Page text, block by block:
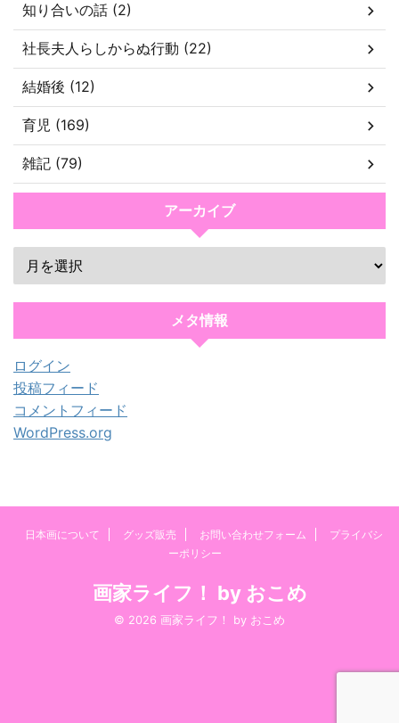
知り合いの話 (2)
社長夫人らしからぬ行動 (22)
結婚後 (12)
育児 (169)
雑記 (79)
アーカイブ
メタ情報
ログイン
投稿フィード
コメントフィード
WordPress.org
日本画について グッズ販売 お問い合わせフォーム
プライバシ
ーポリシー
画家ライフ！ by おこめ
© 2026 画家ライフ！ by おこめ